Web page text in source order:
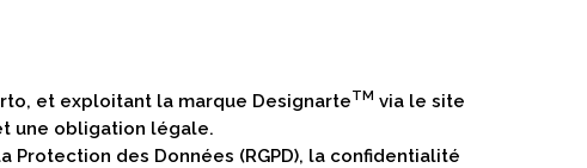
et exploitant la marque DesignarteTM via le site
une obligation légale.
des Données (RGPD), la confidentialité